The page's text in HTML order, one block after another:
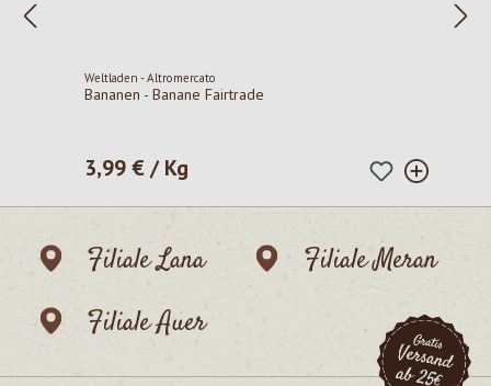
Weltladen - Altromercato
Bananen - Banane Fairtrade
Regulärer Preis:
3,99 € / Kg
Filiale Lana
Filiale Meran
Filiale Auer